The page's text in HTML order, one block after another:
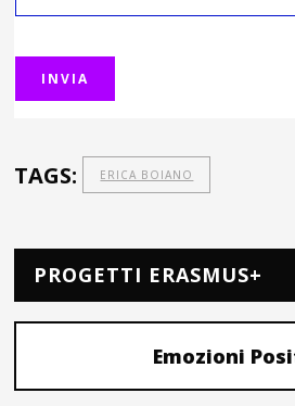
TAGS: ERICA BOIANO
PROGETTI ERASMUS+
Emozioni